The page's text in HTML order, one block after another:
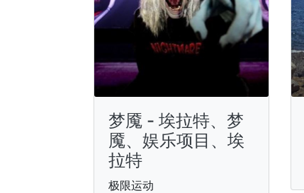
梦魇 - 埃拉特、梦
魇、娱乐项目、埃
拉特
极限运动